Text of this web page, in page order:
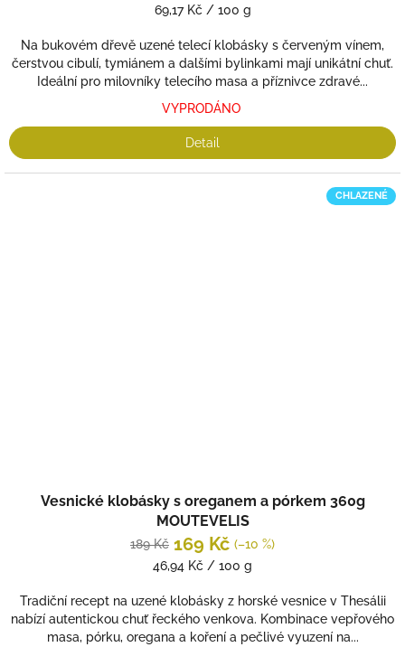
Měrná
69,17 Kč / 100 g
Na bukovém dřevě uzené telecí klobásky s červeným vínem,
čerstvou cibulí, tymiánem a dalšími bylinkami mají unikátní chuť.
Ideální pro milovníky telecího masa a příznivce zdravé...
VYPRODÁNO
Detail
CHLAZENÉ
Vesnické klobásky s oreganem a pórkem 360g
MOUTEVELIS
189 Kč 169 Kč (–10 %)
Měrná
46,94 Kč / 100 g
Tradiční recept na uzené klobásky z horské vesnice v Thesálii
nabízí autentickou chuť řeckého venkova. Kombinace vepřového
masa, pórku, oregana a koření a pečlivé vyuzení na...